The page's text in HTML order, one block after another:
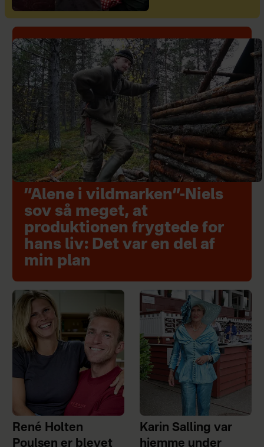
”Alene i vildmarken”-Niels
sov så meget, at
produktionen frygtede for
hans liv: Det var en del af
min plan
René Holten
Poulsen er blevet
Karin Salling var
hjemme under